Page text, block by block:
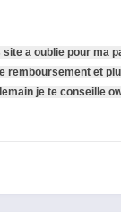
a oublie pour ma
remboursement et
je te conseille